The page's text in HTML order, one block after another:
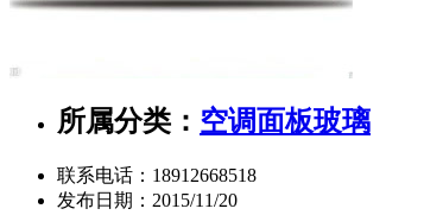
所属分类： 空调面板玻璃
联系电话： 18912668518
发布日期： 2015/11/20